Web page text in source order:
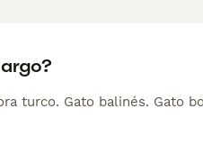
turco. Gato balinés. Gato